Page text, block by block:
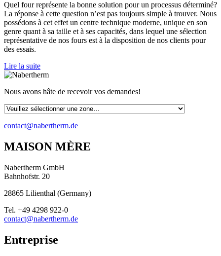
Quel four représente la bonne solution pour un processus déterminé?
La réponse à cette question n’est pas toujours simple à trouver. Nous
possédons à cet effet un centre technique moderne, unique en son
genre quant à sa taille et à ses capacités, dans lequel une sélection
représentative de nos fours est à la disposition de nos clients pour
des essais.
Lire la suite
Nous avons hâte de recevoir vos demandes!
contact@nabertherm.de
MAISON MÈRE
Nabertherm GmbH
Bahnhofstr. 20
28865 Lilienthal (Germany)
Tel. +49 4298 922-0
contact@nabertherm.de
Entreprise